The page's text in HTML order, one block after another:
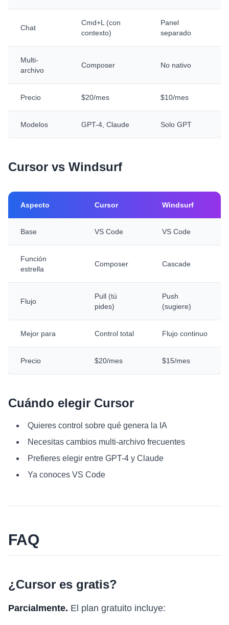
Chat
Cmd+L (con
contexto)
Panel
separado
Multi-
archivo
Composer No nativo
Precio $20/mes $10/mes
Modelos GPT-4, Claude Solo GPT
Cursor vs Windsurf
Aspecto Cursor Windsurf
Base VS Code VS Code
Función
estrella
Composer Cascade
Flujo
Pull (tú
pides)
Push
(sugiere)
Mejor para Control total Flujo continuo
Precio $20/mes $15/mes
Cuándo elegir Cursor
Quieres control sobre qué genera la IA
Necesitas cambios multi-archivo frecuentes
Prefieres elegir entre GPT-4 y Claude
Ya conoces VS Code
FAQ
¿Cursor es gratis?
Parcialmente. El plan gratuito incluye: